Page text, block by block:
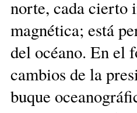
norte, cada cierto
magnética; está
del océano. En el
cambios de la
buque